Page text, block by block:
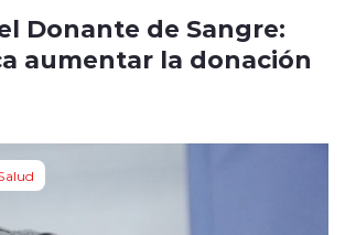
Donante de Sangre:
aumentar la donación